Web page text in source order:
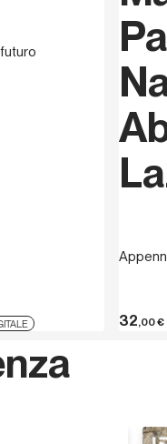
32,00€